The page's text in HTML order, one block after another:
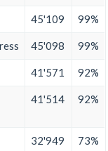
45'109 99%
45'098 99%
41'571 92%
41'514 92%
32'949 73%